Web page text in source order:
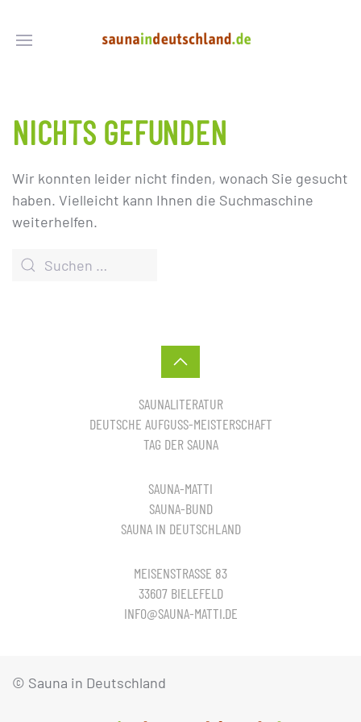
NICHTS GEFUNDEN
Wir konnten leider nicht finden, wonach Sie gesucht
haben. Vielleicht kann Ihnen die Suchmaschine
weiterhelfen.
SAUNALITERATUR
DEUTSCHE AUFGUSS-MEISTERSCHAFT
TAG DER SAUNA
SAUNA-MATTI
SAUNA-BUND
SAUNA IN DEUTSCHLAND
MEISENSTRASSE 83
33607 BIELEFELD
INFO@SAUNA-MATTI.DE
© Sauna in Deutschland